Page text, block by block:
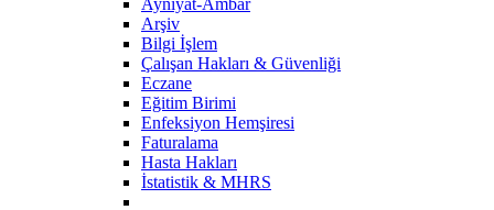
Arşiv
Bilgi İşlem
Çalışan Hakları & Güvenliği
Eczane
Eğitim Birimi
Enfeksiyon Hemşiresi
Faturalama
Hasta Hakları
İstatistik & MHRS